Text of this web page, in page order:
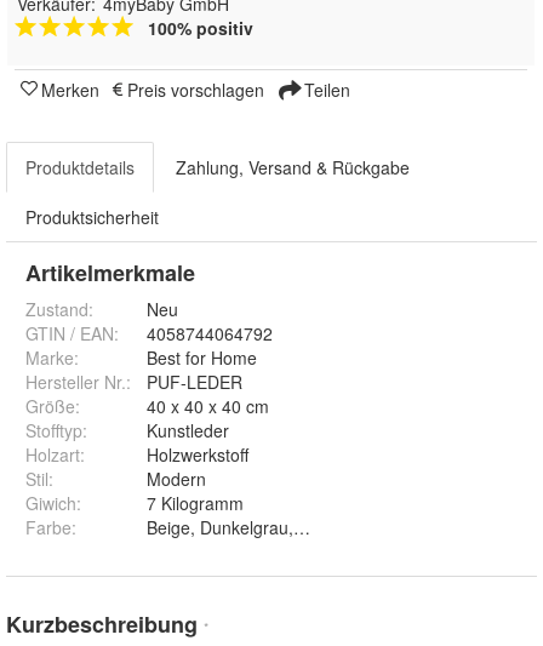
100% positiv
Merken Preis vorschlagen Teilen
Produktdetails Zahlung, Versand & Rückgabe
Produktsicherheit
Artikelmerkmale
Zustand:
Neu
GTIN / EAN:
4058744064792
Marke:
Best for Home
Hersteller Nr.:
PUF-LEDER
Größe:
40 x 40 x 40 cm
Stofftyp:
Kunstleder
Holzart:
Holzwerkstoff
Stil:
Modern
Giwich:
7 Kilogramm
Farbe:
Kurzbeschreibung *